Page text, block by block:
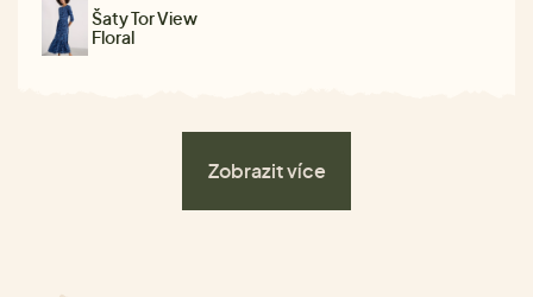
Šaty Tor View
Floral
Zobrazit více